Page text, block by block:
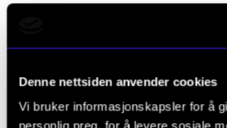
Denne nettsiden anvender cookies
Vi bruker informasjonskapsler for å
– Ein må setje seg inn i
konsert, da skal studenten føle
Uansett kva anna ein driv